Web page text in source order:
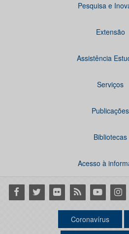
Pesquisa e
Extensão
Assistência
Serviços
Publicações
Bibliotecas
Acesso à
Facebook
Twitter Flickr RSS Youtube
Coronavírus